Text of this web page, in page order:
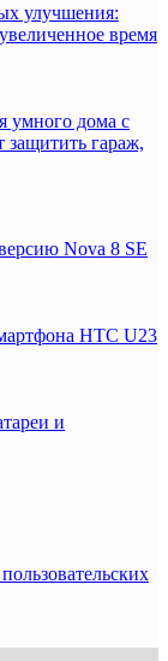
улучшения:
время
умного дома с
гараж,
Nova 8 SE
HTC U23
и